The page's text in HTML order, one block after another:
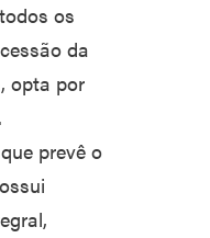
os
da
opta por
prevê o